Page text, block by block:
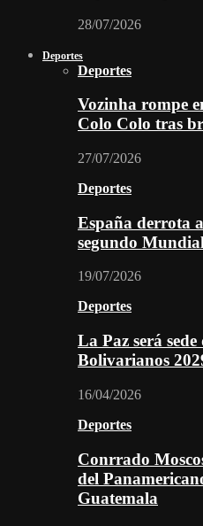
28/07/2026
Deportes
Deportes
Vozinha rompe
Colo Colo tras
27/07/2026
Deportes
España derrota
segundo
19/07/2026
Deportes
La Paz será sede
Bolivarianos
16/04/2026
Deportes
Conrrado
del
Guatemala